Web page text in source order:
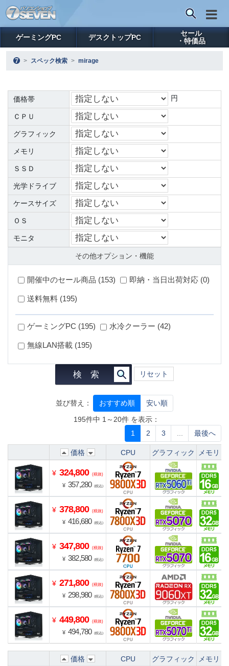
ゲーミングPC デスクトップPC
セール
・特価品
スペック検索 mirage
価格帯 円
ＣＰＵ
グラフィック
メモリ
ＳＳＤ
光学ドライブ
ケースサイズ
ＯＳ
モニタ
その他オプション・機能
開催中のセール商品 (153) 即納・当日出荷対応 (0)
送料無料 (195)
ゲーミングPC (195) 水冷クーラー (42)
無線LAN搭載 (195)
検 索 リセット
並び替え： おすすめ順
安い順
195件中 1～20件 を表示：
1
2 3 ... 最後へ
価格 CPU グラフィック メモリ
¥ 324,800 (税抜)
¥ 357,280 (税込)
¥ 378,800 (税抜)
¥ 416,680 (税込)
¥ 347,800 (税抜)
¥ 382,580 (税込)
¥ 271,800 (税抜)
¥ 298,980 (税込)
¥ 449,800 (税抜)
¥ 494,780 (税込)
価格 CPU グラフィック メモリ